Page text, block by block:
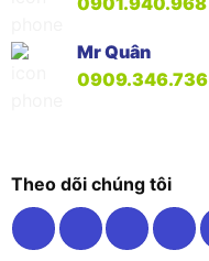
Mr Quân
0909.346.736
Theo dõi chúng tôi